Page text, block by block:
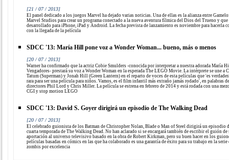
[21 / 07 / 2013]
El panel dedicado a los juegos Marvel ha dejado varias noticias. Una de ellas es la alianza entre
Marvel Studios para crear un programa conectado a la nueva aventura fílmica del Dios del Trueno y que
desarrollado para iPhone, iPad y Android. La fecha prevista de lanzamiento es noviembre para hacerla
con la llegada de la película
SDCC '13: María Hill pone voz a Wonder Woman... bueno, más o menos
[20 / 07 / 2013]
Warner ha confirmado que la actriz Cobie Smulders -conocida por interpretar a nuestra adorada María
Vengadores- prestará su voz a Wonder Woman en la esperada The LEGO Movie. La intérprete se une a
Tatum (Superman) y Jonah Hill (Green Lantern) en el reparto de voces de esta películas que 'es
rara para ser una película para niños. Vamos, es el film infantil más extraño jamás rodado', en palabras
directores Phil Lord y Chris Miller. La película se estrena en febrero de 2014 y está rodada con una
CGI y stop motion LEGO
SDCC '13: David S. Goyer dirigirá un episodio de The Walking Dead
[20 / 07 / 2013]
El celebrado guionista de los Batman de Christopher Nolan, Blade o Man of Steel dirigirá un episodio
cuarta temporada de The Walking Dead. No han aclarado si se encargará también de escribir el guión de
aportación al universo televisivo basado en la obra de Robert Kirkman, pero su buen hacer en los
películas basadas en cómics en las que ha colaborado es una garantía de éxito para su trabajo en la serie
zombis por excelencia